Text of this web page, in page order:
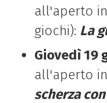
all'aperto in
giochi): La
Giovedì 19
all'aperto
scherza